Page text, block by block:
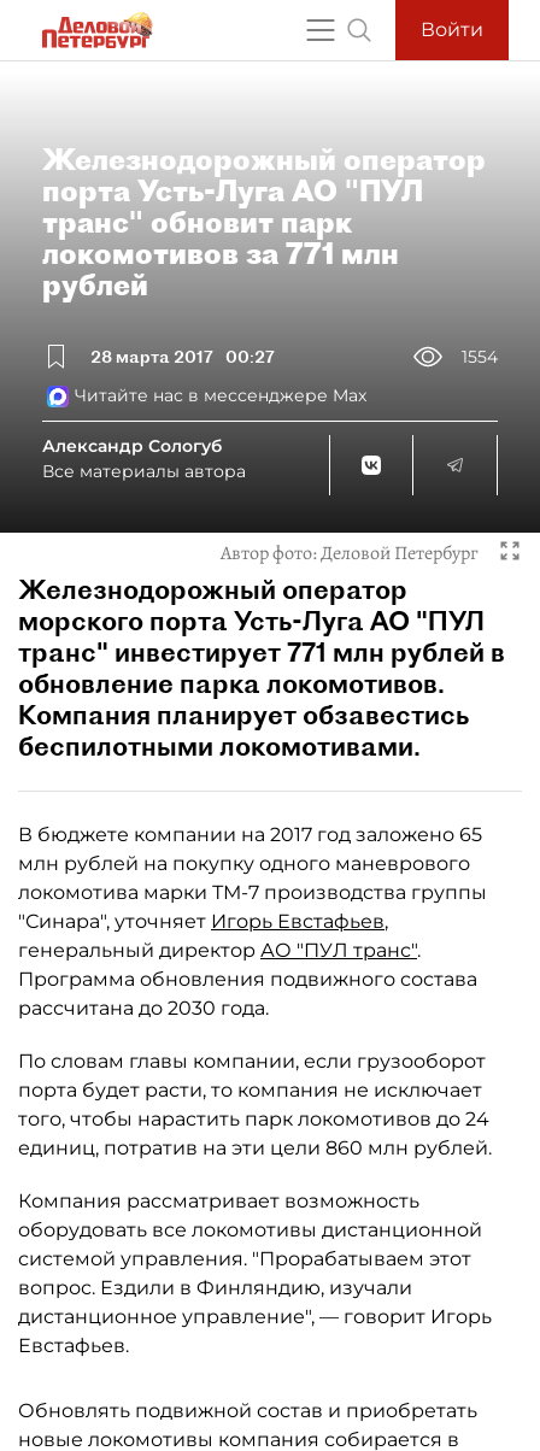
Войти
Железнодорожный оператор
порта Усть-Луга АО "ПУЛ
транс" обновит парк
локомотивов за 771 млн
рублей
28 марта 2017 00:27
1554
Читайте нас в мессенджере Max
Александр Сологуб
Все материалы автора
Автор фото:Деловой Петербург
Железнодорожный оператор
морского порта Усть-Луга АО "ПУЛ
транс" инвестирует 771 млн рублей в
обновление парка локомотивов.
Компания планирует обзавестись
беспилотными локомотивами.
В бюджете компании на 2017 год заложено 65
млн рублей на покупку одного маневрового
локомотива марки ТМ-7 производства группы
"Синара", уточняет Игорь Евстафьев,
генеральный директор АО "ПУЛ транс".
Программа обновления подвижного состава
рассчитана до 2030 года.
По словам главы компании, если грузооборот
порта будет расти, то компания не исключает
того, чтобы нарастить парк локомотивов до 24
единиц, потратив на эти цели 860 млн рублей.
Компания рассматривает возможность
оборудовать все локомотивы дистанционной
системой управления. "Прорабатываем этот
вопрос. Ездили в Финляндию, изучали
дистанционное управление", — говорит Игорь
Евстафьев.
Обновлять подвижной состав и приобретать
новые локомотивы компания собирается в